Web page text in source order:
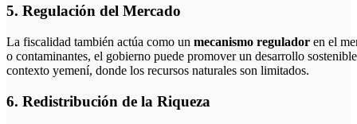
5. Regulación del Mercado
La fiscalidad también actúa como un mecanismo regulador en el
o contaminantes, el gobierno puede promover un desarrollo
contexto yemení, donde los recursos naturales son limitados.
6. Redistribución de la Riqueza